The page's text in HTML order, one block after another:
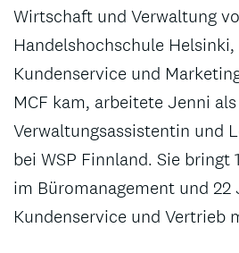
Wirtschaft und Verwaltung
Handelshochschule
Kundenservice und
MCF kam, arbeitete Jenni als
Verwaltungsassistentin und
bei WSP Finnland. Sie bringt
im Büromanagement und 22
Kundenservice und Vertrieb